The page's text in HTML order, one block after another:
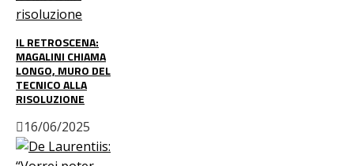
IL RETROSCENA:
MAGALINI CHIAMA
LONGO, MURO DEL
TECNICO ALLA
RISOLUZIONE
16/06/2025